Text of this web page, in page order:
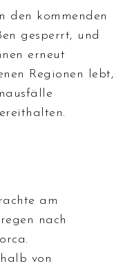
den kommenden
gesperrt, und
erneut
Regionen lebt,
am
nach
von